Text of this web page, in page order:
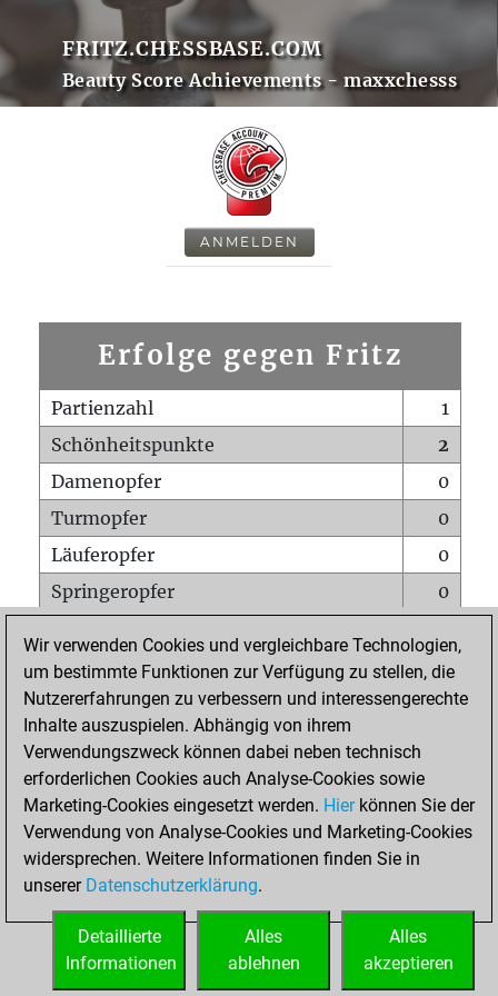
FRITZ.CHESSBASE.COM
Beauty Score Achievements - maxxchesss
ANMELDEN
Erfolge gegen Fritz
Partienzahl
1
Schönheitspunkte
2
Damenopfer
0
Turmopfer
0
Läuferopfer
0
Springeropfer
0
Matt auf vollem Brett
0
Bauer setzt Matt
0
Erstickte Matts
Unterverwandlungen
Türme auf der siebten
0
STARTSEITE
Wir verwenden Cookies und vergleichbare Technologien,
um bestimmte Funktionen zur Verfügung zu stellen, die
Nutzererfahrungen zu verbessern und interessengerechte
Inhalte auszuspielen. Abhängig von ihrem
Verwendungszweck können dabei neben technisch
erforderlichen Cookies auch Analyse-Cookies sowie
Marketing-Cookies eingesetzt werden. Hierkönnen Sie der
Verwendung von Analyse-Cookies und Marketing-Cookies
widersprechen. Weitere Informationen finden Sie in
unserer Datenschutzerklärung.
Alles
akzeptieren
Alles
ablehnen
Detaillierte
Informationen